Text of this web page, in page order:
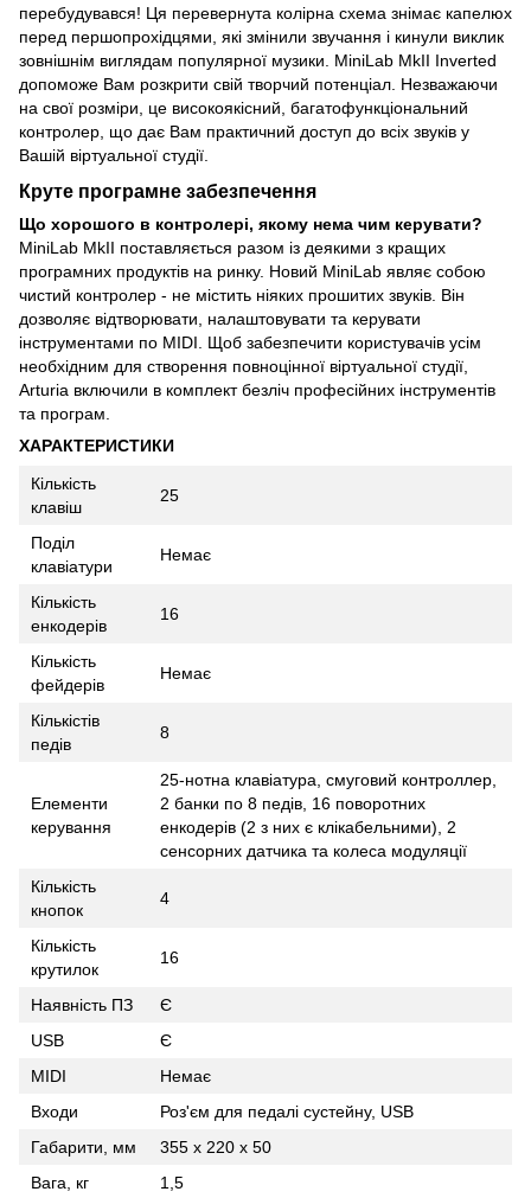
перебудувався! Ця перевернута колірна схема знімає капелюх
перед першопрохідцями, які змінили звучання і кинули виклик
зовнішнім виглядам популярної музики. MiniLab MkII Inverted
допоможе Вам розкрити свій творчий потенціал. Незважаючи
на свої розміри, це високоякісний, багатофункціональний
контролер, що дає Вам практичний доступ до всіх звуків у
Вашій віртуальної студії.
Круте програмне забезпечення
Що хорошого в контролері, якому нема чим керувати?
MiniLab MkII поставляється разом із деякими з кращих
програмних продуктів на ринку. Новий MiniLab являє собою
чистий контролер - не містить ніяких прошитих звуків. Він
дозволяє відтворювати, налаштовувати та керувати
інструментами по MIDI. Щоб забезпечити користувачів усім
необхідним для створення повноцінної віртуальної студії,
Arturia включили в комплект безліч професійних інструментів
та програм.
ХАРАКТЕРИСТИКИ
Кількість
клавіш
25
Поділ
клавіатури
Немає
Кількість
енкодерів
16
Кількість
фейдерів
Немає
Кількістів
педів
8
Елементи
керування
25-нотна клавіатура, смуговий контроллер,
2 банки по 8 педів, 16 поворотних
енкодерів (2 з них є клікабельними), 2
сенсорних датчика та колеса модуляції
Кількість
кнопок
4
Кількість
крутилок
16
Наявність ПЗ
Є
USB
Є
MIDI
Немає
Входи
Роз'єм для педалі сустейну, USB
Габарити, мм
355 x 220 x 50
Вага, кг
1,5